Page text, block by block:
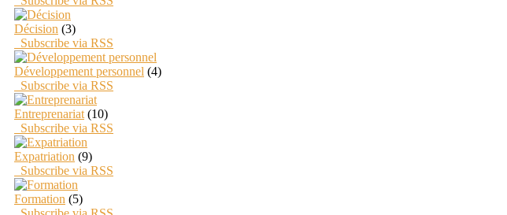
Décision (3)
Subscribe via RSS
Développement personnel (4)
Subscribe via RSS
Entreprenariat (10)
Subscribe via RSS
Expatriation (9)
Subscribe via RSS
Formation (5)